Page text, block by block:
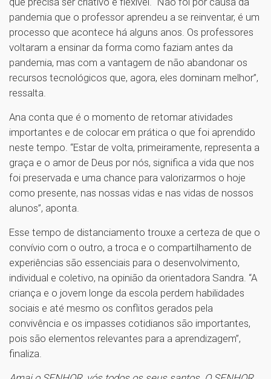
pandemia que o professor aprendeu a se reinventar, é um
processo que acontece há alguns anos. Os professores
voltaram a ensinar da forma como faziam antes da
pandemia, mas com a vantagem de não abandonar os
recursos tecnológicos que, agora, eles dominam melhor”,
ressalta.
Ana conta que é o momento de retomar atividades
importantes e de colocar em prática o que foi aprendido
neste tempo. “Estar de volta, primeiramente, representa a
graça e o amor de Deus por nós, significa a vida que nos
foi preservada e uma chance para valorizarmos o hoje
como presente, nas nossas vidas e nas vidas de nossos
alunos”, aponta.
Esse tempo de distanciamento trouxe a certeza de que o
convívio com o outro, a troca e o compartilhamento de
experiências são essenciais para o desenvolvimento,
individual e coletivo, na opinião da orientadora Sandra. “A
criança e o jovem longe da escola perdem habilidades
sociais e até mesmo os conflitos gerados pela
convivência e os impasses cotidianos são importantes,
pois são elementos relevantes para a aprendizagem”,
finaliza.